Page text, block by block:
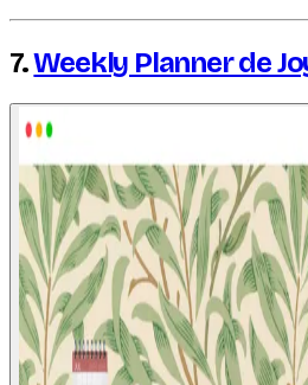
7.Weekly Planner de